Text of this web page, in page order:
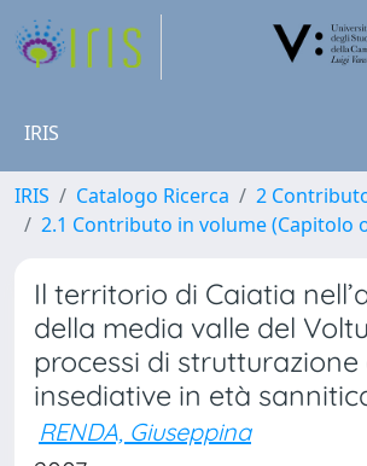
IRIS
IRIS Catalogo Ricerca
2
2.1 Contributo in volume (Capitolo
Il territorio di Caiatia
della media valle del
processi di
insediative in età
RENDA, Giuseppina